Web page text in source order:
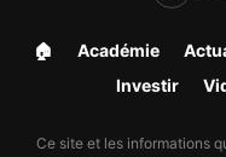
🏠︎ Académie
Investir
Ce site et les informations